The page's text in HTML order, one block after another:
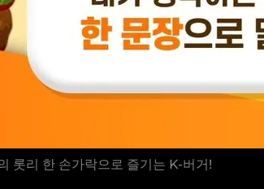
롯리 한 손가락으로 즐기는 K-버거!